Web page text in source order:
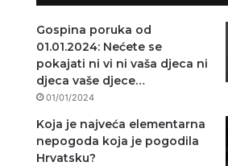
Gospina poruka od
01.01.2024: Nećete se
pokajati ni vi ni vaša djeca ni
djeca vaše djece…
01/01/2024
Koja je najveća elementarna
nepogoda koja je pogodila
Hrvatsku?